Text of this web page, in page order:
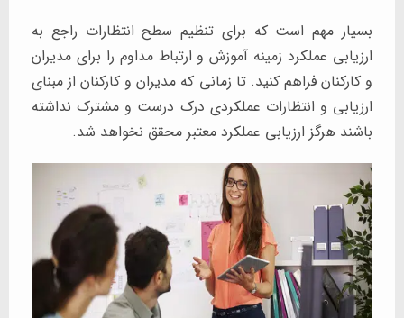
بسیار مهم است که برای تنظیم سطح انتظارات راجع به
ارزیابی عملکرد زمینه آموزش و ارتباط مداوم را برای مدیران
و کارکنان فراهم کنید. تا زمانی که مدیران و کارکنان از مبنای
ارزیابی و انتظارات عملکردی درک درست و مشترک نداشته
باشند هرگز ارزیابی عملکرد معتبر محقق نخواهد شد.